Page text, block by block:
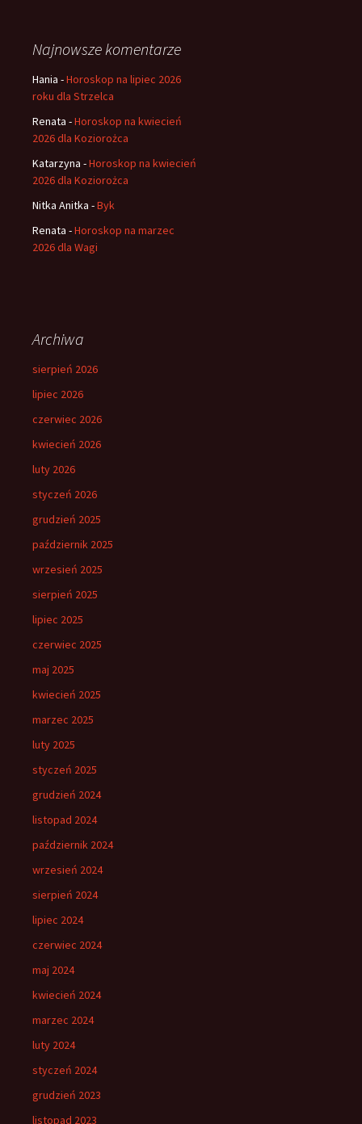
Najnowsze komentarze
Hania -Horoskop na lipiec 2026
roku dla Strzelca
Renata -Horoskop na kwiecień
2026 dla Koziorożca
Katarzyna -Horoskop na kwiecień
2026 dla Koziorożca
Nitka Anitka -Byk
Renata -Horoskop na marzec
2026 dla Wagi
Archiwa
sierpień 2026
lipiec 2026
czerwiec 2026
kwiecień 2026
luty 2026
styczeń 2026
grudzień 2025
październik 2025
wrzesień 2025
sierpień 2025
lipiec 2025
czerwiec 2025
maj 2025
kwiecień 2025
marzec 2025
luty 2025
styczeń 2025
grudzień 2024
listopad 2024
październik 2024
wrzesień 2024
sierpień 2024
lipiec 2024
czerwiec 2024
maj 2024
kwiecień 2024
marzec 2024
luty 2024
styczeń 2024
grudzień 2023
listopad 2023